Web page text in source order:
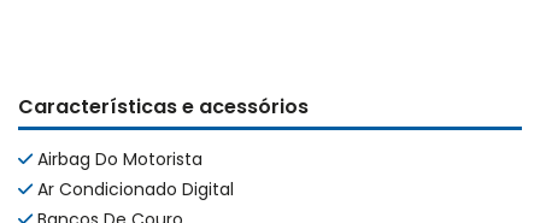
Características e acessórios
Airbag Do Motorista
Ar Condicionado Digital